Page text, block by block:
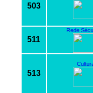
503
511
Rede
513